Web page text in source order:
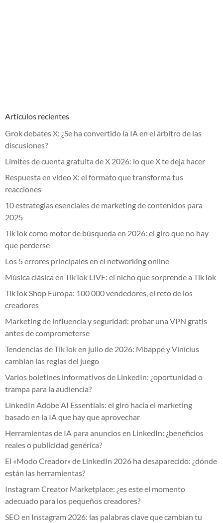
Artículos recientes
Grok debates X: ¿Se ha convertido la IA en el árbitro de las
discusiones?
Límites de cuenta gratuita de X 2026: lo que X te deja hacer
Respuesta en vídeo X: el formato que transforma tus
reacciones
10 estrategias esenciales de marketing de contenidos para
2025
TikTok como motor de búsqueda en 2026: el giro que no hay
que perderse
Los 5 errores principales en el networking online
Música clásica en TikTok LIVE: el nicho que sorprende a TikTok
TikTok Shop Europa: 100 000 vendedores, el reto de los
creadores
Marketing de influencia y seguridad: probar una VPN gratis
antes de comprometerse
Tendencias de TikTok en julio de 2026: Mbappé y Vinícius
cambian las reglas del juego
Varios boletines informativos de LinkedIn: ¿oportunidad o
trampa para la audiencia?
LinkedIn Adobe AI Essentials: el giro hacia el marketing
basado en la IA que hay que aprovechar
Herramientas de IA para anuncios en LinkedIn: ¿beneficios
reales o publicidad genérica?
El «Modo Creador» de LinkedIn 2026 ha desaparecido: ¿dónde
están las herramientas?
Instagram Creator Marketplace: ¿es este el momento
adecuado para los pequeños creadores?
SEO en Instagram 2026: las palabras clave que cambian tu